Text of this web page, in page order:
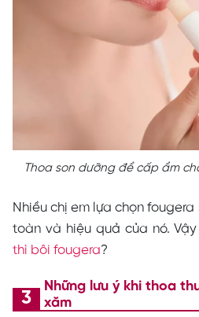
Thoa son dưỡng để cấp ẩm
Nhiều chị em lựa chọn
toàn và hiệu quả của nó.
thì bôi fougera?
Những lưu ý khi thoa
xăm